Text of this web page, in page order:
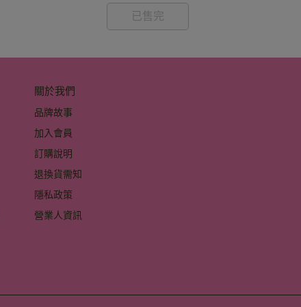
已售完
關於我們
品牌故事
加入會員
訂購說明
退換貨需知
隱私政策
營業人資訊